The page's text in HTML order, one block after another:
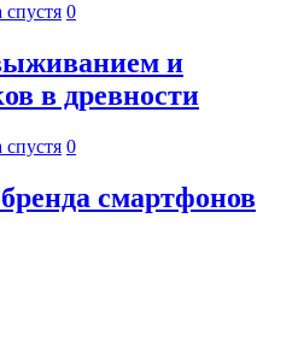
спустя 0
и
в древности
спустя 0
смартфонов